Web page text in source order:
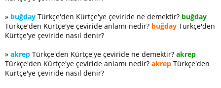
» buğday Türkçe'den Kürtçe'ye çeviride ne demektir? buğday
Türkçe'den Kürtçe'ye çeviride anlamı nedir? buğday Türkçe'den
Kürtçe'ye çeviride nasıl denir?
» akrep Türkçe'den Kürtçe'ye çeviride ne demektir? akrep
Türkçe'den Kürtçe'ye çeviride anlamı nedir? akrep Türkçe'den
Kürtçe'ye çeviride nasıl denir?